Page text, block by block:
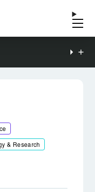
& Research